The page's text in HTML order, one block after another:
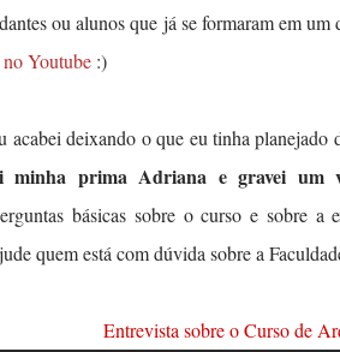
ou alunos que já se formaram em
Youtube:)
acabei deixando o que eu tinha planejado
minha prima Adriana e gravei um
básicas sobre o curso e sobre a
quem está com dúvida sobre a
Entrevista sobre o Curso de